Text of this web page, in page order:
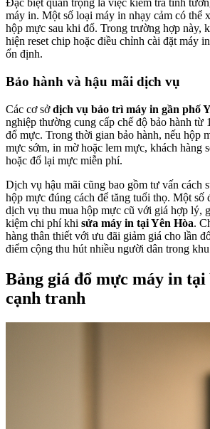
Đặc biệt quan trọng là việc kiểm tra tính
máy in. Một số loại máy in nhạy cảm có thể
hộp mực sau khi đổ. Trong trường hợp này,
hiện reset chip hoặc điều chỉnh cài đặt máy
ổn định.
Bảo hành và hậu mãi dịch vụ
Các cơ sởdịch vụ bảo trì máy in gần phố
nghiệp thường cung cấp chế độ bảo hành từ
đổ mực. Trong thời gian bảo hành, nếu hộp
mực sớm, in mờ hoặc lem mực, khách hàng
hoặc đổ lại mực miễn phí.
Dịch vụ hậu mãi cũng bao gồm tư vấn cách
hộp mực đúng cách để tăng tuổi thọ. Một số
dịch vụ thu mua hộp mực cũ với giá hợp lý,
kiệm chi phí khi sửa máy in tại Yên Hòa.
hàng thân thiết với ưu đãi giảm giá cho lần
điểm cộng thu hút nhiều người dân trong
Bảng giá đổ mực máy in tại
cạnh tranh